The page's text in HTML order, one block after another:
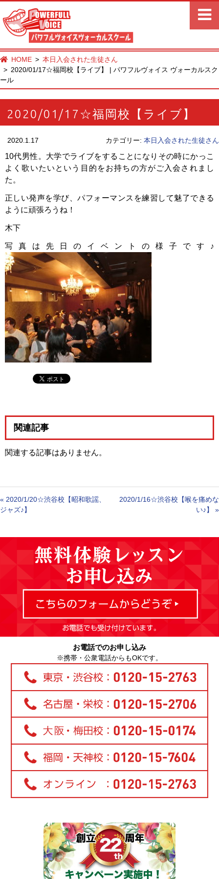
HOME
本日入会された生徒さん
2020/01/17☆福岡校【ライブ】 | パワフルヴォイス ヴォーカルスク
ール
2020/01/17☆福岡校【ライブ】
2020.1.17 カテゴリー: 本日入会された生徒さん
10代男性。大学でライブをすることになりその時にかっこ
よく歌いたいという目的をお持ちの方がご入会されまし
た。
正しい発声を学び、パフォーマンスを練習して魅了できる
ように頑張ろうね！
木下
写真は先日のイベントの様子です♪
関連記事
関連する記事はありません。
« 2020/1/20☆渋谷校【昭和歌謡、
ジャズ♪】
2020/1/16☆渋谷校【喉を痛めな
い♪】
»
お電話でのお申し込み
※携帯・公衆電話からもOKです。